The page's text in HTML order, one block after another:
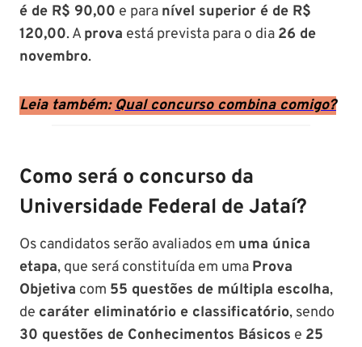
é de R$ 90,00 e para nível superior é de R$
120,00. Aprova está prevista para o dia 26 de
novembro.
Leia também:Qual concurso combina comigo?
Como será o concurso da
Universidade Federal de Jataí?
Os candidatos serão avaliados em uma única
etapa, que será constituída em uma Prova
Objetiva com 55 questões de múltipla escolha,
de caráter eliminatório e classificatório, sendo
30 questões de Conhecimentos Básicos e 25